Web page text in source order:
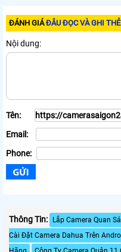
ĐÁNH GIÁĐÂU ĐỌC VÀ GHI
Nội dung:
Tên:
Email:
Phone:
Thông Tin: Lắp Camera Quan
Cài Đặt Camera Dahua Trên